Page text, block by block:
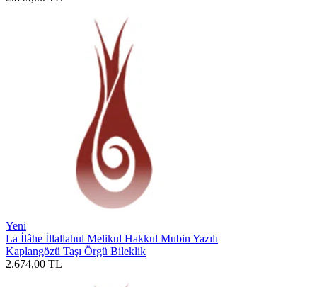
Yeni
La İlâhe İllallahul Melikul Hakkul Mubin Yazılı
Kaplangözü Taşı Örgü Bileklik
2.674,00 TL